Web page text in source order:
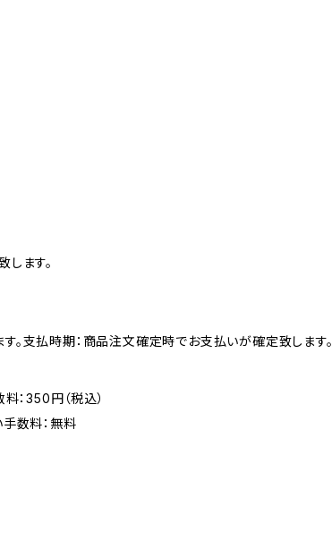
ます。
。支払時期：商品注文確定時でお支払いが確定致します。
：350円（税込）
数料：無料